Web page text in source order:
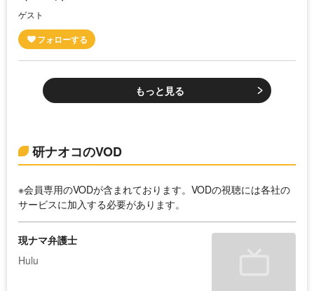
ゲスト
もっと見る
研ナオコのVOD
※会員専用のVODが含まれております。VODの視聴には各社の
サービスに加入する必要があります。
現ナマ弁護士
Hulu